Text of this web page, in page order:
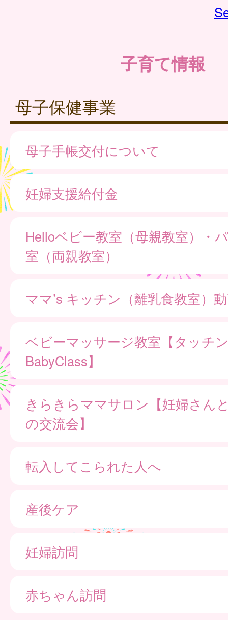
子育て情報
母子保健事業
母子手帳交付について
妊婦支援給付金
Helloベビー教室（母親教室）・
室（両親教室）
ママ’s キッチン（離乳食教室）
ベビーマッサージ教室【タッチ
BabyClass】
きらきらママサロン【妊婦さん
の交流会】
転入してこられた人へ
産後ケア
妊婦訪問
赤ちゃん訪問